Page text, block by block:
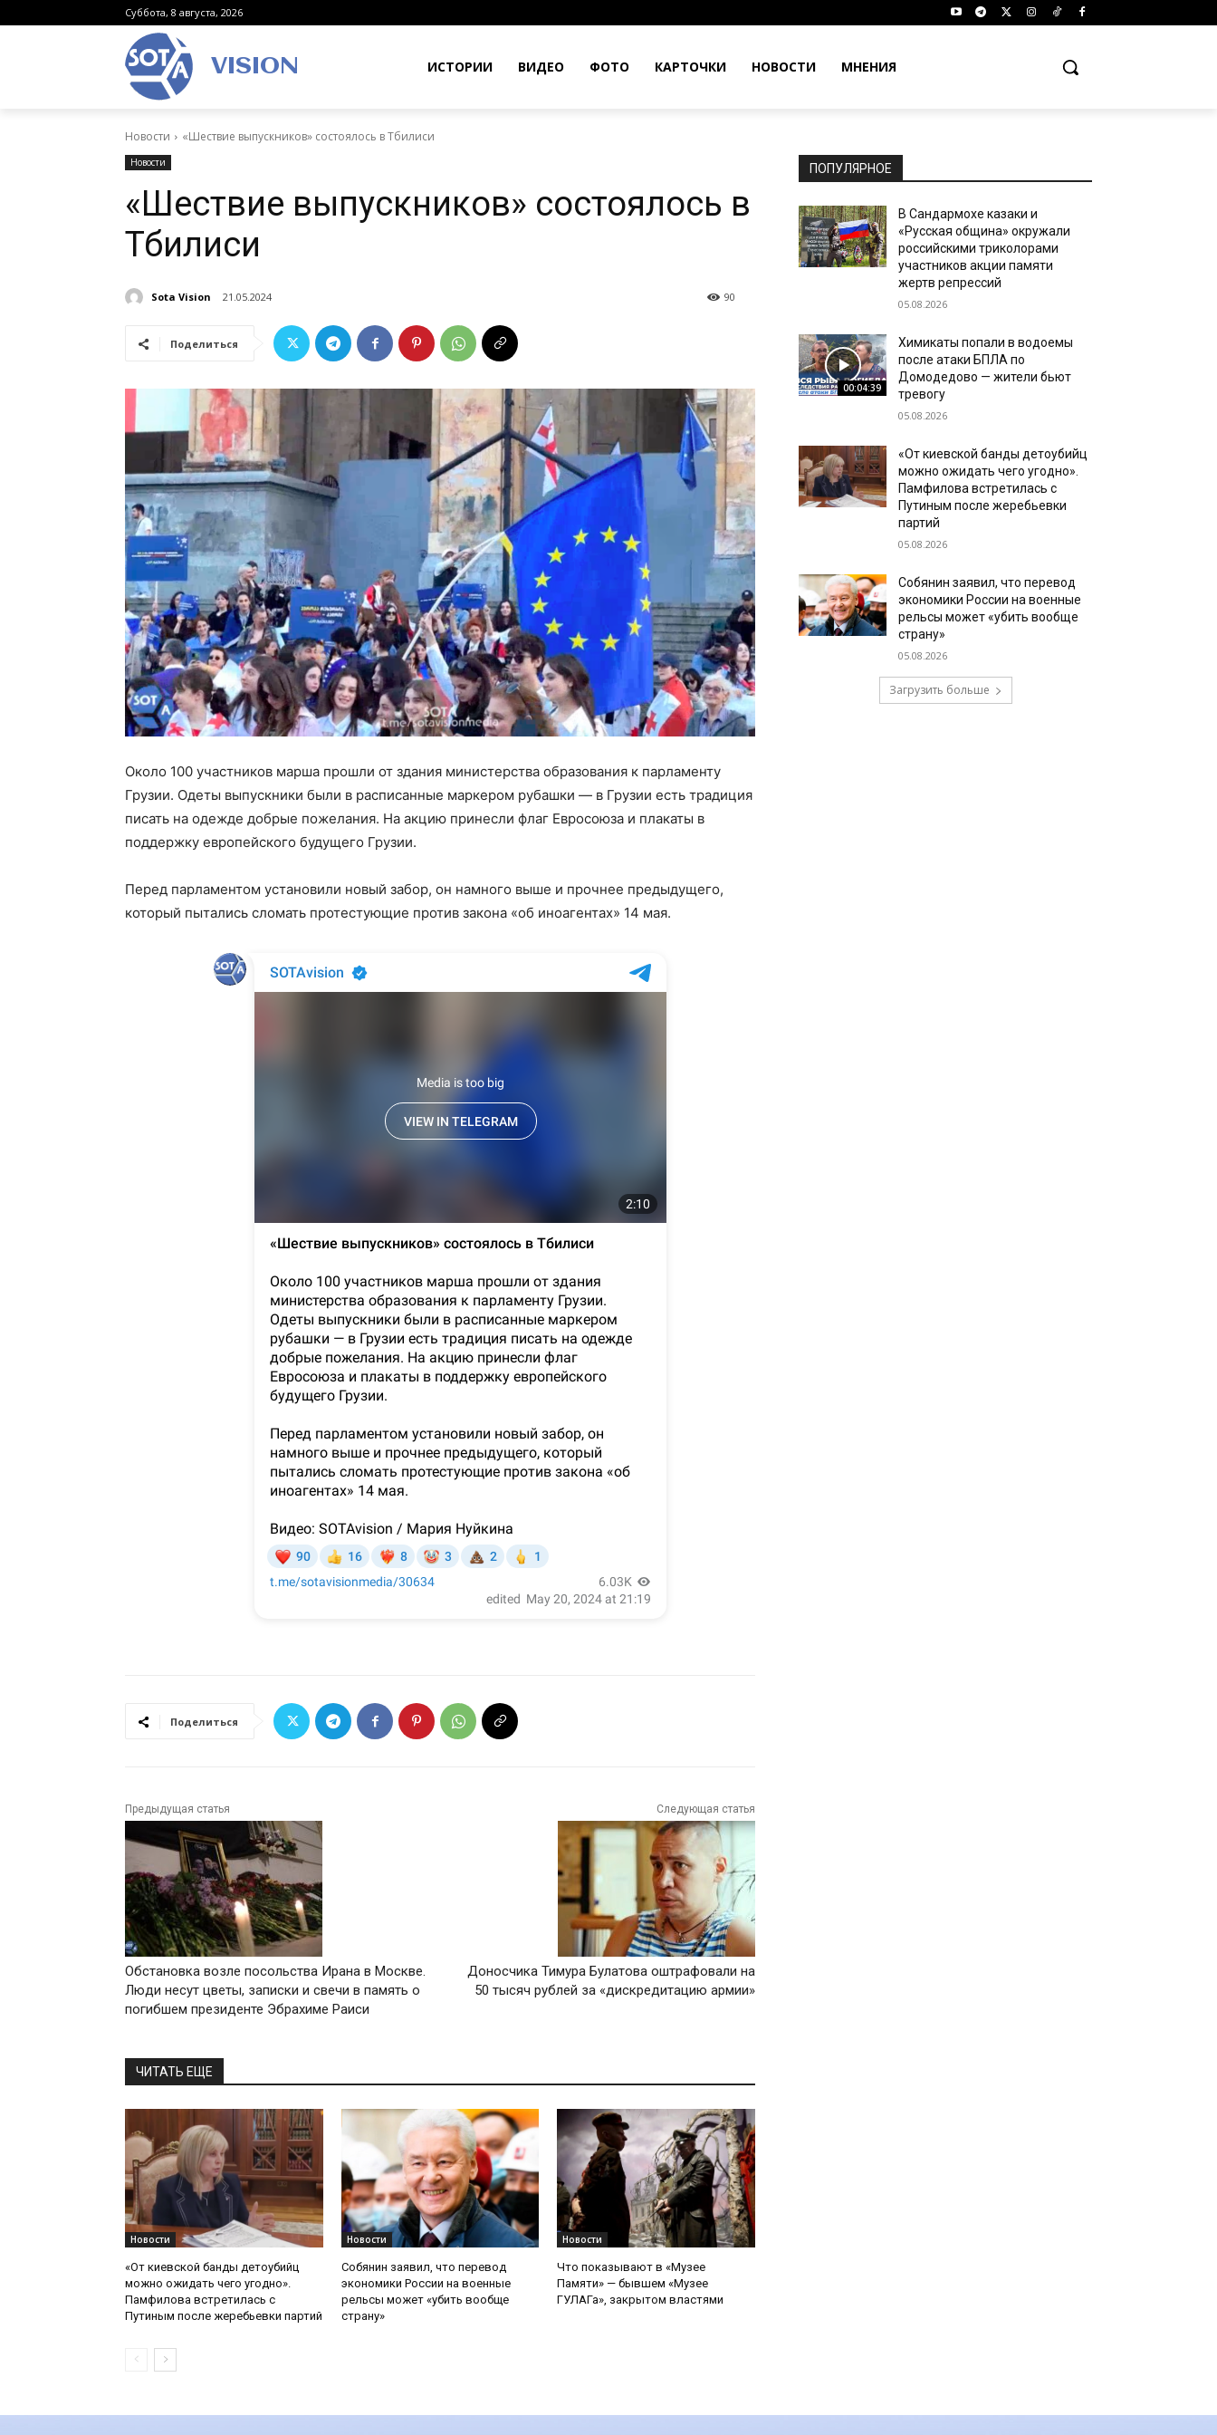
Суббота, 8 августа, 2026
VISION ИСТОРИИ ВИДЕО ФОТО КАРТОЧКИ НОВОСТИ МНЕНИЯ
Новости «Шествие выпускников» состоялось в Тбилиси
Новости
«Шествие выпускников» состоялось в
Тбилиси
Sota Vision 21.05.2024 90
Поделиться
Около 100 участников марша прошли от здания министерства образования к парламенту
Грузии. Одеты выпускники были в расписанные маркером рубашки — в Грузии есть традиция
писать на одежде добрые пожелания. На акцию принесли флаг Евросоюза и плакаты в
поддержку европейского будущего Грузии.
Перед парламентом установили новый забор, он намного выше и прочнее предыдущего,
который пытались сломать протестующие против закона «об иноагентах» 14 мая.
Поделиться
Предыдущая статья
Обстановка возле посольства Ирана в Москве.
Люди несут цветы, записки и свечи в память о
погибшем президенте Эбрахиме Раиси
Следующая статья
Доносчика Тимура Булатова оштрафовали на
50 тысяч рублей за «дискредитацию армии»
ЧИТАТЬ ЕЩЕ
Новости
«От киевской банды детоубийц
можно ожидать чего угодно».
Памфилова встретилась с
Путиным после жеребьевки партий
Новости
Собянин заявил, что перевод
экономики России на военные
рельсы может «убить вообще
страну»
Новости
Что показывают в «Музее
Памяти» — бывшем «Музее
ГУЛАГа», закрытом властями
ПОПУЛЯРНОЕ
В Сандармохе казаки и
«Русская община» окружали
российскими триколорами
участников акции памяти
жертв репрессий
05.08.2026
00:04:39
Химикаты попали в водоемы
после атаки БПЛА по
Домодедово — жители бьют
тревогу
05.08.2026
«От киевской банды детоубийц
можно ожидать чего угодно».
Памфилова встретилась с
Путиным после жеребьевки
партий
05.08.2026
Собянин заявил, что перевод
экономики России на военные
рельсы может «убить вообще
страну»
05.08.2026
Загрузить больше